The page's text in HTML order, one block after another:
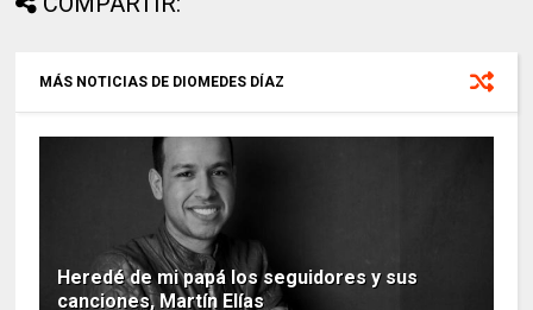
MÁS NOTICIAS DE DIOMEDES DÍAZ
Heredé de mi papá los seguidores y sus
canciones, Martín Elías